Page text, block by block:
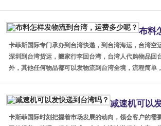
卡菲斯国际专门承办到台湾快递，到台湾海运，台湾空
深圳到台湾货运，搬家行李回台湾，台湾人代购物品回
外，其他任何物品都可以发物流到台湾全境，流程简单
卡斯菲国际时刻把握着市场发展的动向，领会客户的需